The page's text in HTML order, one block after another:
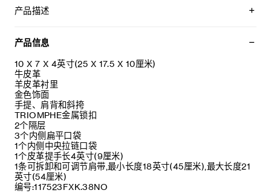
产品描述
产品信息
10 X 7 X 4英寸(25 X 17.5 X 10厘米)
牛皮革
羊皮革衬里
金色饰面
手提、肩背和斜挎
TRIOMPHE金属锁扣
2个隔层
3个内侧扁平口袋
1个内侧中央拉链口袋
1个皮革提手长4英寸(9厘米)
1条可拆卸和可调节肩带,最小长度18英寸(45厘米),最大长度21
英寸(54厘米)
编号:117523FXK.38NO